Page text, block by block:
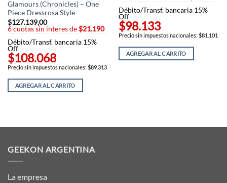
Glamours (Chronicles) – One
Piece Dressrosa Style
$127.139,00
6 cuotas sin interes de$21.190
Débito/Transf. bancaria 15%
Off
$108.068
Precio sin impuestos nacionales: $89.313
AGREGAR AL CARRITO
era:
es:
Débito/Transf. bancaria 15%
Off
$98.133
Precio sin impuestos nacionales: $81.101
AGREGAR AL CARRITO
GEEKON ARGENTINA
La empresa